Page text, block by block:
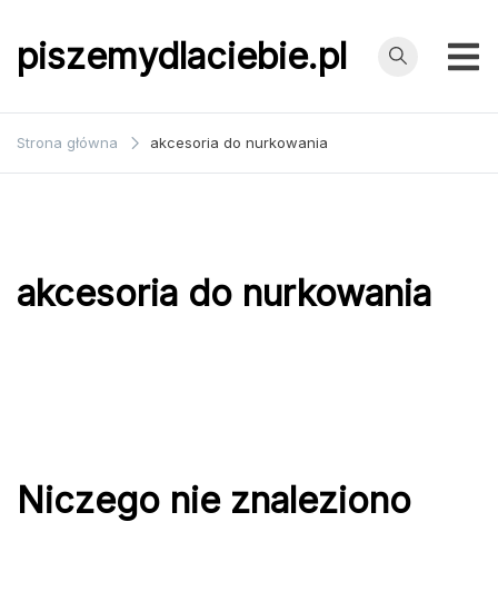
do
treścipiszemydlaciebie.pl
Strona główna akcesoria do nurkowania
akcesoria do nurkowania
Niczego nie znaleziono